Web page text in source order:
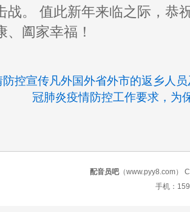
战。 值此新年来临之际，恭
、阖家幸福！
防控宣传凡外国外省外市的返乡人员
冠肺炎疫情防控工作要求，为
配音员吧（www.pyy8.com）
手机：